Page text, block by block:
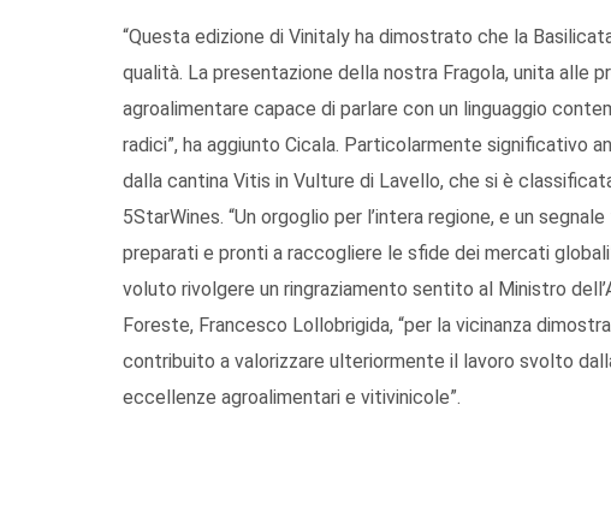
“Questa edizione di Vinitaly ha dimostrato che la
qualità. La presentazione della nostra Fragola, unita alle
agroalimentare capace di parlare con un linguaggio
radici”, ha aggiunto Cicala. Particolarmente significativo
dalla cantina Vitis in Vulture di Lavello, che si è
5StarWines. “Un orgoglio per l’intera regione, e un
preparati e pronti a raccogliere le sfide dei mercati
voluto rivolgere un ringraziamento sentito al Ministro
Foreste, Francesco Lollobrigida, “per la vicinanza
contribuito a valorizzare ulteriormente il lavoro svolto
eccellenze agroalimentari e vitivinicole”.